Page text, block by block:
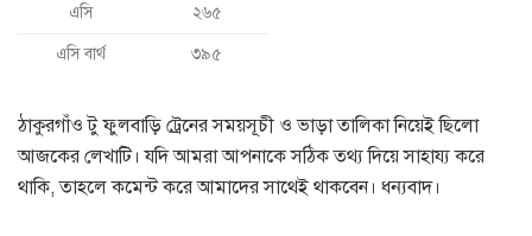
এসি ২৬৫
এসি বার্থ ৩৯৫
ঠাকুরগাঁও টু ফুলবাড়ি ট্রেনের সময়সূচী ও ভাড়া তালিকা নিয়েই ছিলো
আজকের লেখাটি। যদি আমরা আপনাকে সঠিক তথ্য দিয়ে সাহায্য করে
থাকি, তাহলে কমেন্ট করে আমাদের সাথেই থাকবেন। ধন্যবাদ।